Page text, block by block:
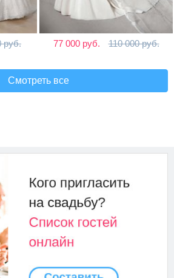
руб. 77 000 руб. 110 000 руб.
Смотреть все